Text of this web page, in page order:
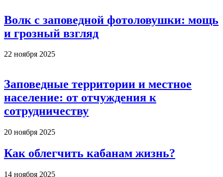
Волк с заповедной фотоловушки: мощь
и грозный взгляд
22 ноября 2025
Заповедные территории и местное
население: от отчуждения к
сотрудничеству
20 ноября 2025
Как облегчить кабанам жизнь?
14 ноября 2025